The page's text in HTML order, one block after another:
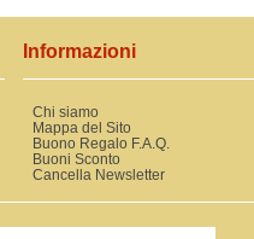
Informazioni
Chi siamo
Mappa del Sito
Buono Regalo F.A.Q.
Buoni Sconto
Cancella Newsletter